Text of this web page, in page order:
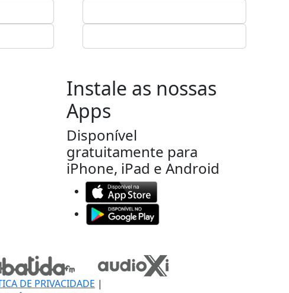
Instale as nossas
Apps
Disponível
gratuitamente para
iPhone, iPad e Android
DE PRIVACIDADE |